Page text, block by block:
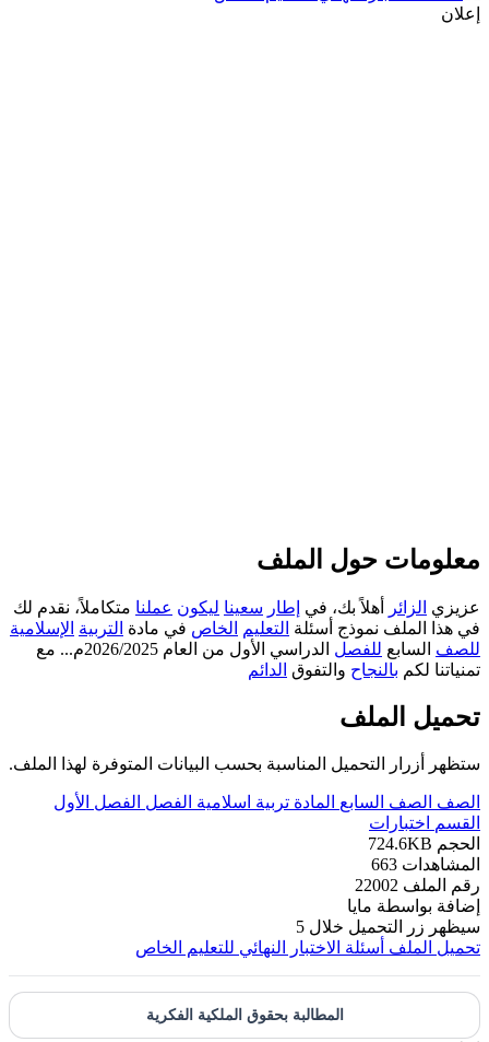
إعلان
معلومات حول الملف
عزيزي الزائر أهلاً بك، في إطار سعينا ليكون عملنامتكاملاً، نقدم لك
في هذا الملف نموذج أسئلة التعليم الخاصفي مادة التربية
الإسلامية
للصفالسابع للفصل
الدراسي الأول من العام 2026/2025م... مع
تمنياتنا لكم بالنجاحوالتفوق الدائم
تحميل الملف
ستظهر أزرار التحميل المناسبة بحسب البيانات المتوفرة لهذا الملف.
الصف الصف السابع المادة تربية اسلامية الفصل
الفصل الأول
القسم
اختبارات
الحجم 724.6KB
المشاهدات 663
رقم الملف 22002
إضافة بواسطة مايا
سيظهر زر التحميل خلال 5
تحميل الملف
أسئلة الاختبار النهائي للتعليم الخاص
المطالبة بحقوق الملكية الفكرية